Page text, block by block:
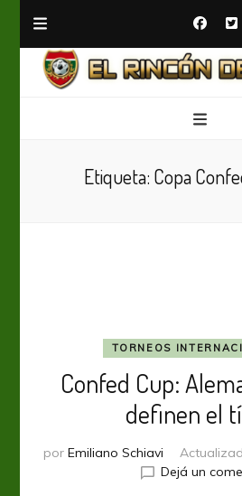
Etiqueta: Copa
TORNEOS
Confed Cup:
definen el
por Emiliano Schiavi
Dejá un